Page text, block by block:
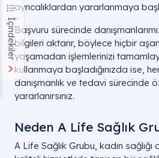
İçindekiler
ayrıcalıklardan yararlanmaya
Başvuru sürecinde
bilgileri aktarır, böylece hiçbir
yaşamadan işlemlerinizi
kullanmaya başladığınızda ise,
danışmanlık ve tedavi sürecinde
yararlanırsınız.
Neden A Life Sağlık
A Life Sağlık Grubu, kadın sağlığı